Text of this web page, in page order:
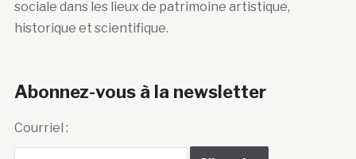
sociale dans les lieux de patrimoine artistique,
historique et scientifique.
Abonnez-vous à la newsletter
Courriel :